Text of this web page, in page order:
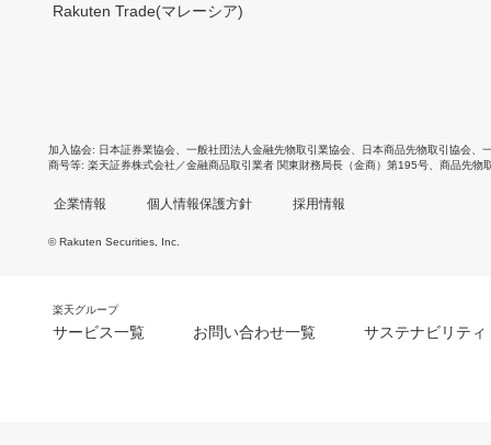
Rakuten Trade(マレーシア)
加入協会 日本証券業協会 一般社団法人金融先物取引業協会 日本商品先物取引協会
商号等 楽天証券株式会社／金融商品取引業者 関東財務局長（金商）第195号、商品先物
企業情報 個人情報保護方針 採用情報
© Rakuten Securities, Inc.
楽天グループ
サービス一覧 お問い合わせ一覧 サステナビリティ